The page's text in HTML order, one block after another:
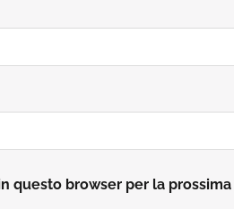
questo browser per la